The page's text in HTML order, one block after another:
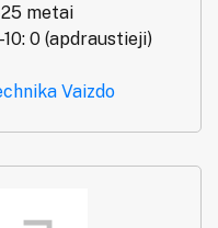
metai
0 (apdraustieji)
Vaizdo